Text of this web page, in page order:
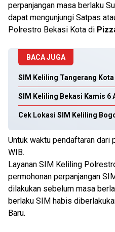
perpanjangan masa berlaku
dapat mengunjungi Satpas
Polrestro Bekasi Kota di
BACA JUGA
SIM Keliling Tangerang
SIM Keliling Bekasi Kamis 6
Cek Lokasi SIM Keliling
Untuk waktu pendaftaran dari
WIB.
Layanan SIM Keliling
permohonan perpanjangan
dilakukan sebelum masa
berlaku SIM habis
Baru.